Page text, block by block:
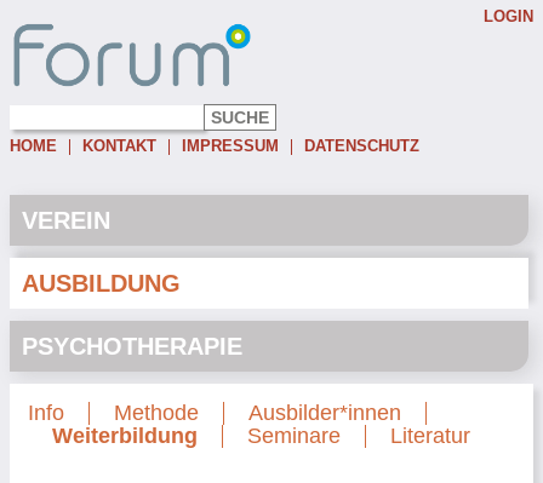
HOME KONTAKT IMPRESSUM DATENSCHUTZ
LOGIN
Password:
VEREIN
AUSBILDUNG
PSYCHOTHERAPIE
Info Methode
Ausbilder*innen
Weiterbildung
Seminare Literatur